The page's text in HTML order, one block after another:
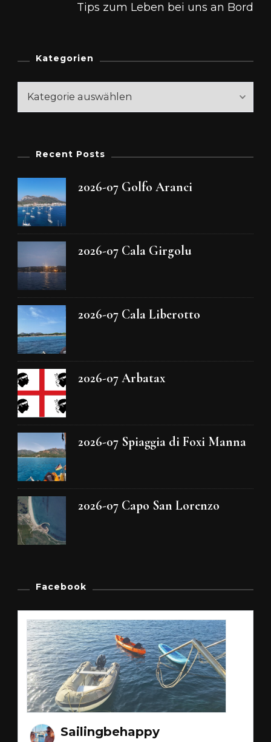
Tips zum Leben bei uns an Bord
Kategorien
Kategorien
Recent Posts
2026-07 Golfo Aranci
2026-07 Cala Girgolu
2026-07 Cala Liberotto
2026-07 Arbatax
2026-07 Spiaggia di Foxi Manna
2026-07 Capo San Lorenzo
Facebook
Sailingbehappy